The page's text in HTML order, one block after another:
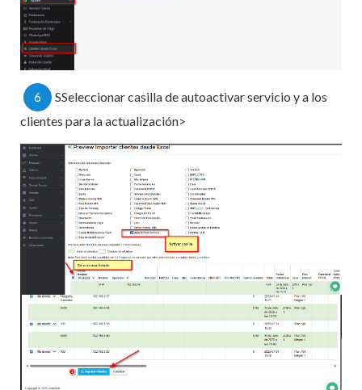
6
SSeleccionar casilla de autoactivar servicio y a los
clientes para la actualización>